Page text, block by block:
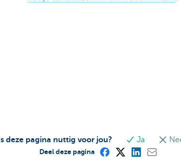
Is deze pagina nuttig voor jou? Ja
Deel deze pagina